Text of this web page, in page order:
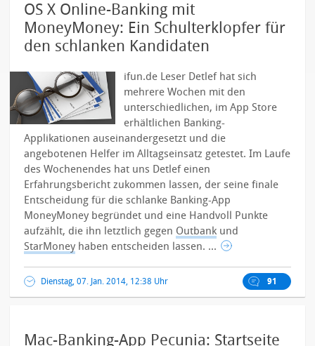
OS X Online-Banking mit
MoneyMoney: Ein Schulterklopfer für
den schlanken Kandidaten
ifun.de Leser Detlef hat sich
mehrere Wochen mit den
unterschiedlichen, im App Store
erhältlichen Banking-
Applikationen auseinandergesetzt und die
angebotenen Helfer im Alltagseinsatz getestet. Im Laufe
des Wochenendes hat uns Detlef einen
Erfahrungsbericht zukommen lassen, der seine finale
Entscheidung für die schlanke Banking-App
MoneyMoney begründet und eine Handvoll Punkte
aufzählt, die ihn letztlich gegen Outbank und
StarMoney haben entscheiden lassen. ...
Dienstag, 07. Jan. 2014, 12:38 Uhr 91
Mac-Banking-App Pecunia: Startseite